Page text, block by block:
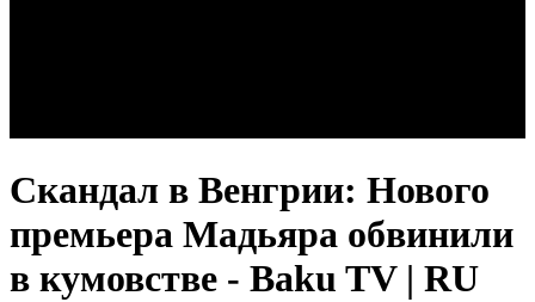
Скандал в Венгрии: Нового
премьера Мадьяра обвинили
в кумовстве - Baku TV | RU